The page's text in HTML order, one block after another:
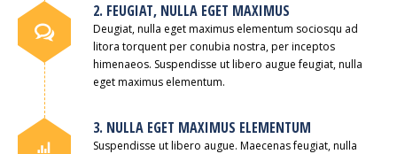
2. FEUGIAT, NULLA EGET MAXIMUS
Deugiat, nulla eget maximus elementum sociosqu ad
litora torquent per conubia nostra, per inceptos
himenaeos. Suspendisse ut libero augue feugiat, nulla
eget maximus elementum.
3. NULLA EGET MAXIMUS ELEMENTUM
Suspendisse ut libero augue. Maecenas feugiat, nulla